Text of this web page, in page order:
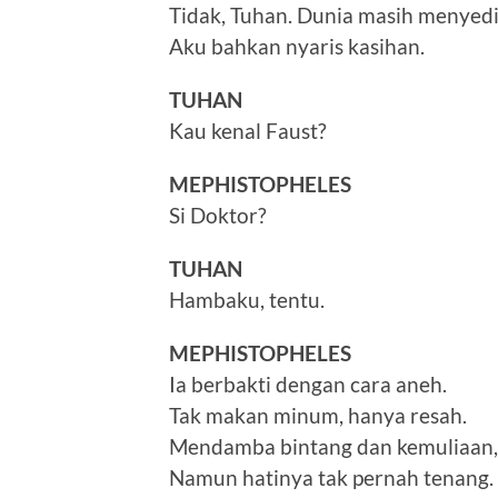
Tidak, Tuhan. Dunia masih
Aku bahkan nyaris kasihan.
TUHAN
Kau kenal Faust?
MEPHISTOPHELES
Si Doktor?
TUHAN
Hambaku, tentu.
MEPHISTOPHELES
Ia berbakti dengan cara aneh.
Tak makan minum, hanya resah.
Mendamba bintang dan kemuliaan,
Namun hatinya tak pernah tenang.